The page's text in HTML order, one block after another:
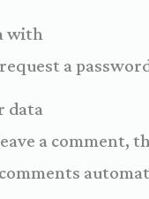
with
a
data
a comment,